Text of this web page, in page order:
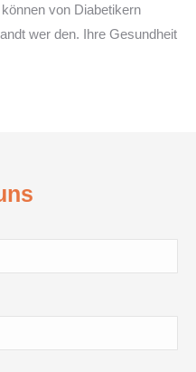
von Diabetikern
wer den. Ihre Gesundheit